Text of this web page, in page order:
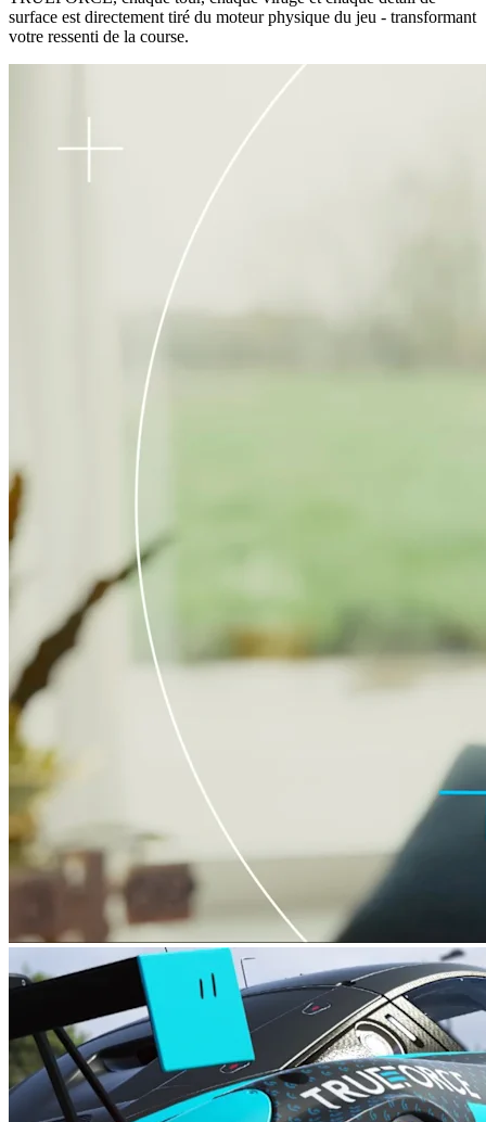
surface est directement tiré du moteur physique du jeu - transformant
votre ressenti de la course.